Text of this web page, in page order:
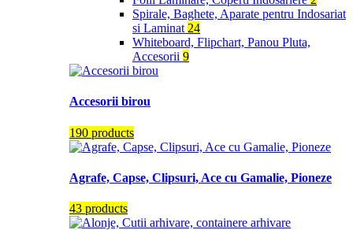
Spirale, Baghete, Aparate pentru Indosariat
si Laminat 24
Whiteboard, Flipchart, Panou Pluta,
Accesorii 9
Accesorii birou
190 products
Agrafe, Capse, Clipsuri, Ace cu Gamalie, Pioneze
43 products